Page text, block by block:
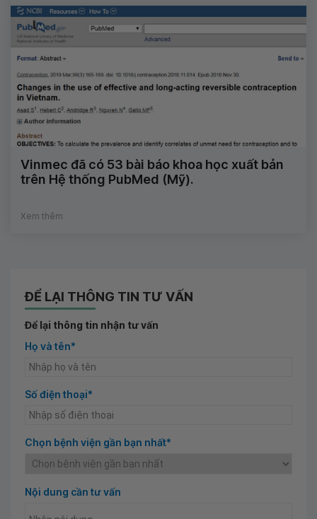
Vinmec đã có 53 bài báo khoa học xuất bản
trên Hệ thống PubMed (Mỹ).
Xem thêm
ĐỂ LẠI THÔNG TIN TƯ VẤN
Để lại thông tin nhận tư vấn
Họ và tên*
Số điện thoại*
Chọn bệnh viện gần bạn nhất*
Nội dung cần tư vấn